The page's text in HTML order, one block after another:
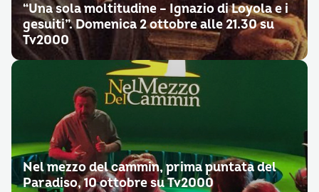
“Una sola moltitudine – Ignazio di Loyola e i
gesuiti”. Domenica 2 ottobre alle 21.30 su
Tv2000
Nel mezzo del cammin, prima puntata del
Paradiso, 10 ottobre su Tv2000